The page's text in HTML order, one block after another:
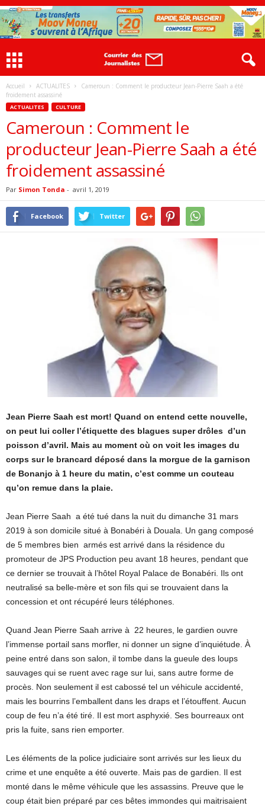
Accueil ACTUALITES
Cameroun : Comment le producteur Jean-Pierre Saah a été
froidement assassiné
ACTUALITES CULTURE
Cameroun : Comment le
producteur Jean-Pierre Saah a été
froidement assassiné
Par Simon Tonda - avril 1, 2019
Facebook Twitter
Jean Pierre Saah est mort! Quand on entend cette nouvelle,
on peut lui coller l’étiquette des blagues super drôles d’un
poisson d’avril. Mais au moment où on voit les images du
corps sur le brancard déposé dans la morgue de la garnison
de Bonanjo à 1 heure du matin, c’est comme un couteau
qu’on remue dans la plaie.
Jean Pierre Saah a été tué dans la nuit du dimanche 31 mars
2019 à son domicile situé à Bonabéri à Douala. Un gang composé
de 5 membres bien armés est arrivé dans la résidence du
promoteur de JPS Production peu avant 18 heures, pendant que
ce dernier se trouvait à l’hôtel Royal Palace de Bonabéri. Ils ont
neutralisé sa belle-mère et son fils qui se trouvaient dans la
concession et ont récupéré leurs téléphones.
Quand Jean Pierre Saah arrive à 22 heures, le gardien ouvre
l’immense portail sans morfler, ni donner un signe d’inquiétude. À
peine entré dans son salon, il tombe dans la gueule des loups
sauvages qui se ruent avec rage sur lui, sans autre forme de
procès. Non seulement il est cabossé tel un véhicule accidenté,
mais les bourrins l’emballent dans les draps et l’étouffent. Aucun
coup de feu n’a été tiré. Il est mort asphyxié. Ses bourreaux ont
pris la fuite, sans rien emporter.
Les éléments de la police judiciaire sont arrivés sur les lieux du
crime et une enquête a été ouverte. Mais pas de gardien. Il est
monté dans le même véhicule que les assassins. Preuve que le
coup était bien préparé par ces bêtes immondes qui maitrisaient